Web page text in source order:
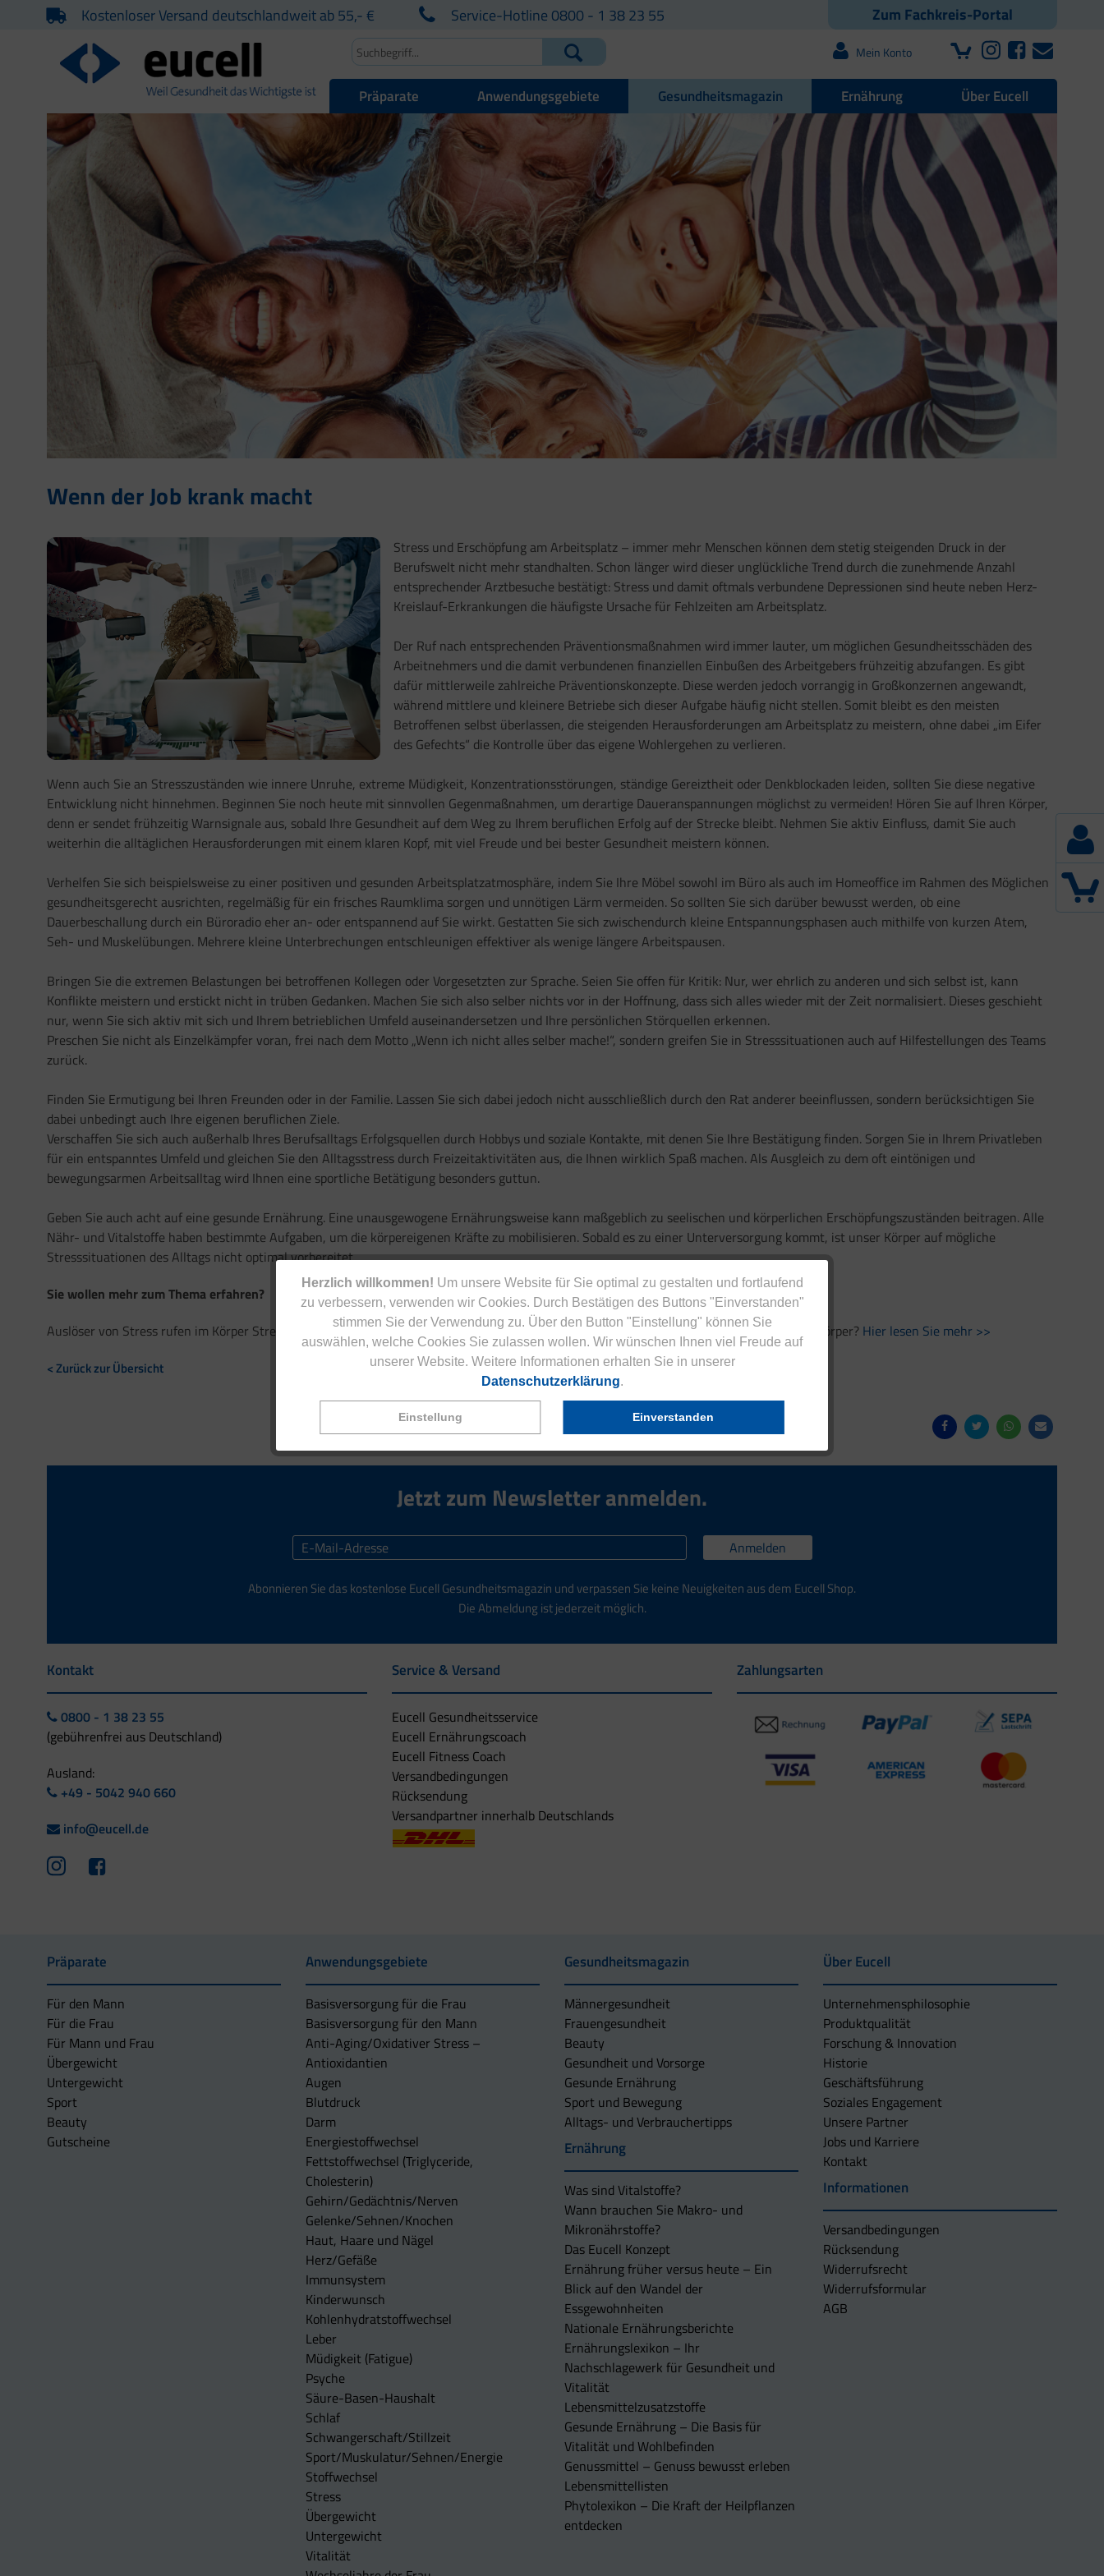
Herzlich willkommen! Um unsere Website für Sie optimal zu gestalten und fortlaufend
zu verbessern, verwenden wir Cookies. Durch Bestätigen des Buttons "Einverstanden"
stimmen Sie der Verwendung zu. Über den Button "Einstellung" können Sie
auswählen, welche Cookies Sie zulassen wollen. Wir wünschen Ihnen viel Freude auf
unserer Website. Weitere Informationen erhalten Sie in unserer
Datenschutzerklärung.
Einstellung Einverstanden
Zum Fachkreis-Portal
Kostenloser Versand deutschlandweit ab 55,- € Service-Hotline 0800 - 1 38 23 55
Mein Konto
Präparate Anwendungsgebiete Gesundheitsmagazin Ernährung Über Eucell
Wenn der Job krank macht
Stress und Erschöpfung am Arbeitsplatz – immer mehr Menschen können dem stetig steigenden Druck in der
Berufswelt nicht mehr standhalten. Schon länger wird dieser unglückliche Trend durch die zunehmende Anzahl
entsprechender Arztbesuche bestätigt: Stress und damit oftmals verbundene Depressionen sind heute neben Herz-
Kreislauf-Erkrankungen die häufigste Ursache für Fehlzeiten am Arbeitsplatz.
Der Ruf nach entsprechenden Präventionsmaßnahmen wird immer lauter, um möglichen Gesundheitsschäden des
Arbeitnehmers und die damit verbundenen finanziellen Einbußen des Arbeitgebers frühzeitig abzufangen. Es gibt
dafür mittlerweile zahlreiche Präventionskonzepte. Diese werden jedoch vorrangig in Großkonzernen angewandt,
während mittlere und kleinere Betriebe sich dieser Aufgabe häufig nicht stellen. Somit bleibt es den meisten
Betroffenen selbst überlassen, die steigenden Herausforderungen am Arbeitsplatz zu meistern, ohne dabei „im Eifer
des Gefechts“ die Kontrolle über das eigene Wohlergehen zu verlieren.
Wenn auch Sie an Stresszuständen wie innere Unruhe, extreme Müdigkeit, Konzentrationsstörungen, ständige Gereiztheit oder Denkblockaden leiden, sollten Sie diese negative
Entwicklung nicht hinnehmen. Beginnen Sie noch heute mit sinnvollen Gegenmaßnahmen, um derartige Daueranspannungen möglichst zu vermeiden! Hören Sie auf Ihren Körper,
denn er sendet frühzeitig Warnsignale aus, sobald Ihre Gesundheit auf dem Weg zu Ihrem beruflichen Erfolg auf der Strecke bleibt. Nehmen Sie aktiv Einfluss, damit Sie auch
weiterhin die alltäglichen Herausforderungen mit einem klaren Kopf, mit viel Freude und bei bester Gesundheit meistern können.
Verhelfen Sie sich beispielsweise zu einer positiven und gesunden Arbeitsplatzatmosphäre, indem Sie Ihre Möbel sowohl im Büro als auch im Homeoffice im Rahmen des Möglichen
gesundheitsgerecht ausrichten, regelmäßig für ein frisches Raumklima sorgen und unnötigen Lärm vermeiden. So sollten Sie sich darüber bewusst werden, ob eine
Dauerbeschallung durch ein Büroradio eher an- oder entspannend auf Sie wirkt. Gestatten Sie sich zwischendurch kleine Entspannungsphasen auch mithilfe von kurzen Atem,
Seh- und Muskelübungen. Mehrere kleine Unterbrechungen entschleunigen effektiver als wenige längere Arbeitspausen.
Bringen Sie die extremen Belastungen bei betroffenen Kollegen oder Vorgesetzten zur Sprache. Seien Sie offen für Kritik: Nur, wer ehrlich zu anderen und sich selbst ist, kann
Konflikte meistern und erstickt nicht in trüben Gedanken. Machen Sie sich also selber nichts vor in der Hoffnung, dass sich alles wieder mit der Zeit normalisiert. Dieses geschieht
nur, wenn Sie sich aktiv mit sich und Ihrem betrieblichen Umfeld auseinandersetzen und Ihre persönlichen Störquellen erkennen.
Preschen Sie nicht als Einzelkämpfer voran, frei nach dem Motto „Wenn ich nicht alles selber mache!“, sondern greifen Sie in Stresssituationen auch auf Hilfestellungen des Teams
zurück.
Finden Sie Ermutigung bei Ihren Freunden oder in der Familie. Lassen Sie sich dabei jedoch nicht ausschließlich durch den Rat anderer beeinflussen, sondern berücksichtigen Sie
dabei unbedingt auch Ihre eigenen beruflichen Ziele.
Verschaffen Sie sich auch außerhalb Ihres Berufsalltags Erfolgsquellen durch Hobbys und soziale Kontakte, mit denen Sie Ihre Bestätigung finden. Sorgen Sie in Ihrem Privatleben
für ein entspanntes Umfeld und gleichen Sie den Alltagsstress durch Freizeitaktivitäten aus, die Ihnen wirklich Spaß machen. Als Ausgleich zu dem oft eintönigen und
bewegungsarmen Arbeitsalltag wird Ihnen eine sportliche Betätigung besonders guttun.
Geben Sie auch acht auf eine gesunde Ernährung. Eine unausgewogene Ernährungsweise kann maßgeblich zu seelischen und körperlichen Erschöpfungszuständen beitragen. Alle
Nähr- und Vitalstoffe haben bestimmte Aufgaben, um die körpereigenen Kräfte zu mobilisieren. Sobald es zu einer Unterversorgung kommt, ist unser Körper auf mögliche
Stresssituationen des Alltags nicht optimal vorbereitet.
Sie wollen mehr zum Thema erfahren?
Auslöser von Stress rufen im Körper Stressreaktionen hervor, die langfristig auf die Gesundheit schlagen. Was macht Stress mit unserem Körper? Hier lesen Sie mehr >>
< Zurück zur Übersicht
Jetzt zum Newsletter anmelden.
Anmelden
Abonnieren Sie das kostenlose Eucell Gesundheitsmagazin und verpassen Sie keine Neuigkeiten aus dem Eucell Shop.
Die Abmeldung ist jederzeit möglich.
Kontakt
0800 - 1 38 23 55
(gebührenfrei aus Deutschland)
Ausland:
+49 - 5042 940 660
info@eucell.de
Service & Versand
Eucell Gesundheitsservice
Eucell Ernährungscoach
Eucell Fitness Coach
Versandbedingungen
Rücksendung
Versandpartner innerhalb Deutschlands
Zahlungsarten
Präparate
Für den Mann
Für die Frau
Für Mann und Frau
Übergewicht
Untergewicht
Sport
Beauty
Gutscheine
Anwendungsgebiete
Basisversorgung für die Frau
Basisversorgung für den Mann
Anti-Aging/Oxidativer Stress –
Antioxidantien
Augen
Blutdruck
Darm
Energiestoffwechsel
Fettstoffwechsel (Triglyceride,
Cholesterin)
Gehirn/Gedächtnis/Nerven
Gelenke/Sehnen/Knochen
Haut, Haare und Nägel
Herz/Gefäße
Immunsystem
Kinderwunsch
Kohlenhydratstoffwechsel
Leber
Müdigkeit (Fatigue)
Psyche
Säure-Basen-Haushalt
Schlaf
Schwangerschaft/Stillzeit
Sport/Muskulatur/Sehnen/Energie
Stoffwechsel
Stress
Übergewicht
Untergewicht
Vitalität
Gesundheitsmagazin
Männergesundheit
Frauengesundheit
Beauty
Gesundheit und Vorsorge
Gesunde Ernährung
Sport und Bewegung
Alltags- und Verbrauchertipps
Ernährung
Was sind Vitalstoffe?
Wann brauchen Sie Makro- und
Mikronährstoffe?
Das Eucell Konzept
Ernährung früher versus heute – Ein
Blick auf den Wandel der
Essgewohnheiten
Nationale Ernährungsberichte
Ernährungslexikon – Ihr
Nachschlagewerk für Gesundheit und
Vitalität
Lebensmittelzusatzstoffe
Gesunde Ernährung – Die Basis für
Vitalität und Wohlbefinden
Genussmittel – Genuss bewusst erleben
Lebensmittellisten
Phytolexikon – Die Kraft der Heilpflanzen
entdecken
Über Eucell
Unternehmens­philosophie
Produktqualität
Forschung & Innovation
Historie
Geschäftsführung
Soziales Engagement
Unsere Partner
Jobs und Karriere
Kontakt
Informationen
Versandbedingungen
Rücksendung
Widerrufsrecht
Widerrufsformular
AGB